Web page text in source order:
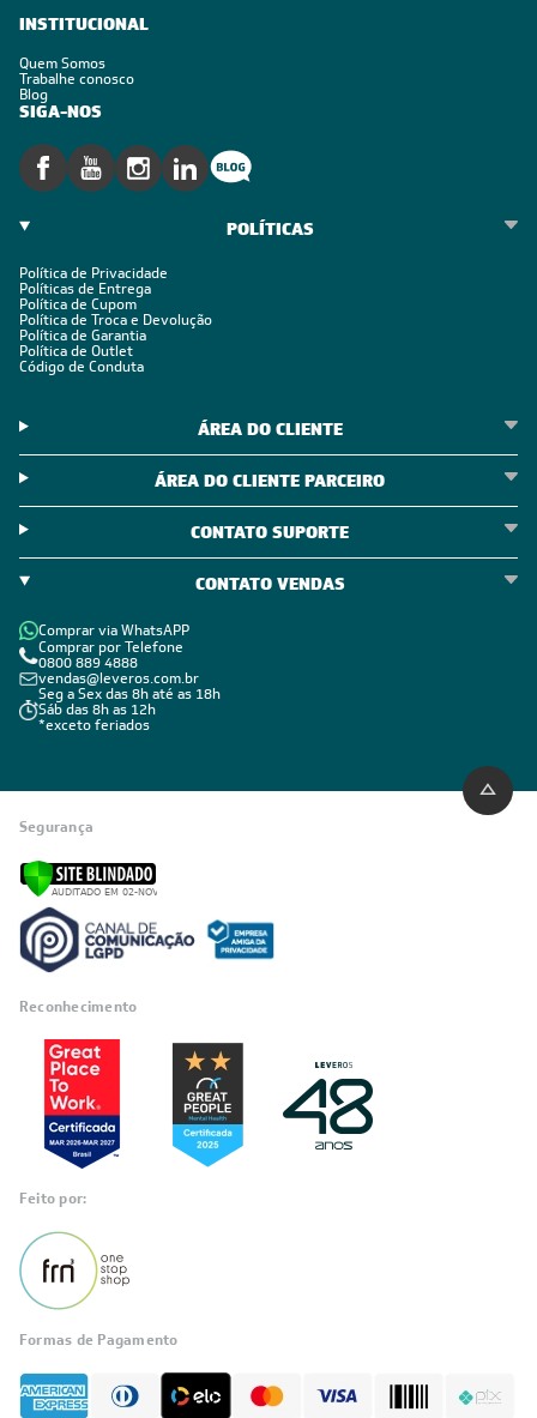
INSTITUCIONAL
Quem Somos
Trabalhe conosco
Blog
SIGA-NOS
POLÍTICAS
Política de Privacidade
Políticas de Entrega
Política de Cupom
Política de Troca e Devolução
Política de Garantia
Política de Outlet
Código de Conduta
ÁREA DO CLIENTE
ÁREA DO CLIENTE PARCEIRO
CONTATO SUPORTE
CONTATO VENDAS
Comprar via WhatsAPP
Comprar por Telefone
0800 889 4888
vendas@leveros.com.br
Seg a Sex das 8h até as 18h
Sáb das 8h as 12h
*exceto feriados
Segurança
Reconhecimento
Feito por:
Formas de Pagamento
Fale com a LIA